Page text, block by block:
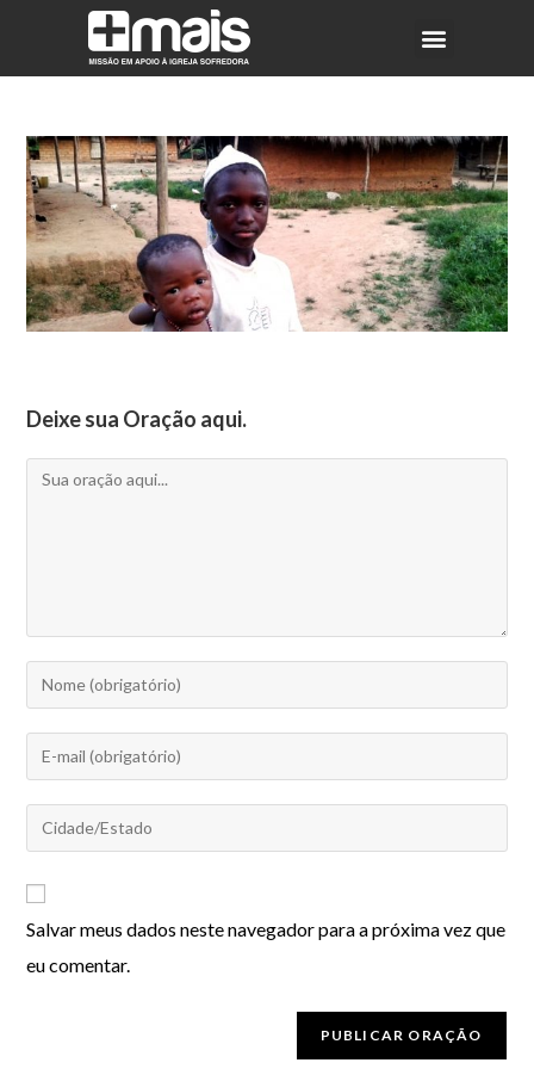
Deixe sua Oração aqui.
Salvar meus dados neste navegador para a próxima vez que
eu comentar.